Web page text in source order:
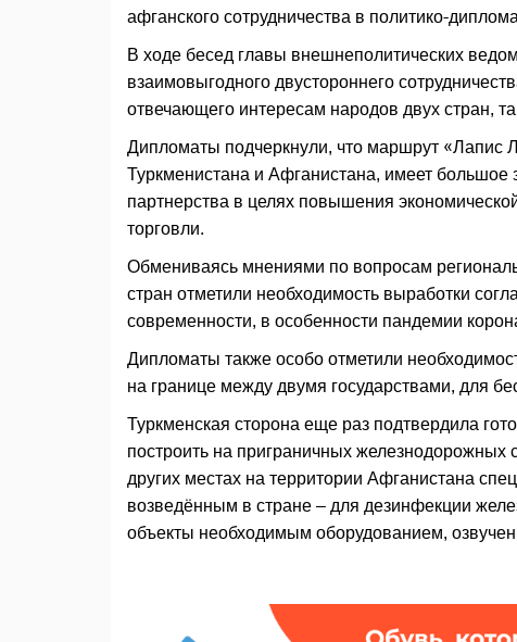
афганского сотрудничества в политико-
В ходе бесед главы внешнеполитических
взаимовыгодного двустороннего
отвечающего интересам народов двух стран,
Дипломаты подчеркнули, что маршрут «Лапис
Туркменистана и Афганистана, имеет
партнерства в целях повышения
торговли.
Обмениваясь мнениями по вопросам
стран отметили необходимость выработки
современности, в особенности пандемии
Дипломаты также особо отметили
на границе между двумя государствами, для
Туркменская сторона еще раз подтвердила
построить на приграничных железнодорожных
других местах на территории Афганистана
возведённым в стране – для дезинфекции
объекты необходимым оборудованием,